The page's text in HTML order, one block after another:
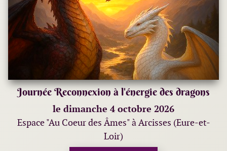
Journée Reconnexion à l'énergie des dragons
le dimanche 4 octobre 2026
Espace "Au Coeur des Âmes" à Arcisses (Eure-et-
Loir)